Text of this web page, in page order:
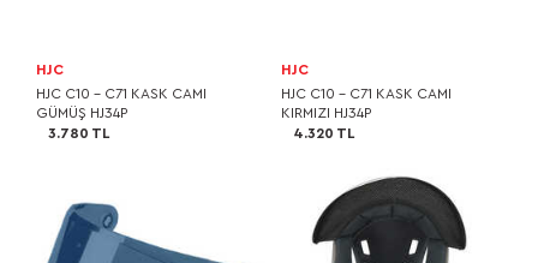
HJC
HJC C10 - C71 KASK CAMI
GÜMÜŞ HJ34P
3.780 TL
HJC
HJC C10 - C71 KASK CAMI
KIRMIZI HJ34P
4.320 TL